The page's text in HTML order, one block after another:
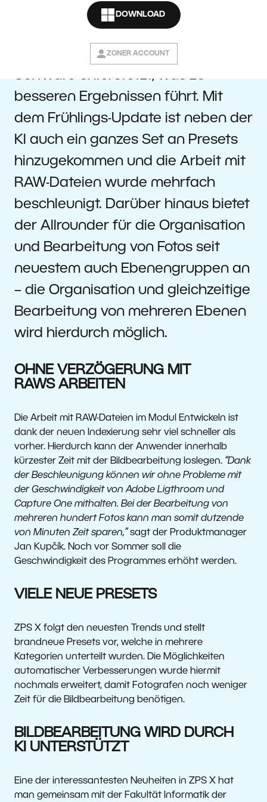
DOWNLOAD
ZONER ACCOUNT
Photo Studio X entwickelt.
Fotografen werden hierdurch bei
der Bildbearbeitung von KI der
Software unterstützt, was zu
besseren Ergebnissen führt. Mit
dem Frühlings-Update ist neben der
KI auch ein ganzes Set an Presets
hinzugekommen und die Arbeit mit
RAW-Dateien wurde mehrfach
beschleunigt. Darüber hinaus bietet
der Allrounder für die Organisation
und Bearbeitung von Fotos seit
neuestem auch Ebenengruppen an
– die Organisation und gleichzeitige
Bearbeitung von mehreren Ebenen
wird hierdurch möglich.
OHNE VERZÖGERUNG MIT
RAWS ARBEITEN
Die Arbeit mit RAW-Dateien im Modul Entwickeln ist
dank der neuen Indexierung sehr viel schneller als
vorher. Hierdurch kann der Anwender innerhalb
kürzester Zeit mit der Bildbearbeitung loslegen.
“Dank
der Beschleunigung können wir ohne Probleme mit
der Geschwindigkeit von Adobe Ligthroom und
Capture One mithalten. Bei der Bearbeitung von
mehreren hundert Fotos kann man somit dutzende
von Minuten Zeit sparen,”
sagt der Produktmanager
Jan Kupčík. Noch vor Sommer soll die
Geschwindigkeit des Programmes erhöht werden.
VIELE NEUE PRESETS
ZPS X folgt den neuesten Trends und stellt
brandneue Presets vor, welche in mehrere
Kategorien unterteilt wurden. Die Möglichkeiten
automatischer Verbesserungen wurde hiermit
nochmals erweitert, damit Fotografen noch weniger
Zeit für die Bildbearbeitung benötigen.
BILDBEARBEITUNG WIRD DURCH
KI UNTERSTÜTZT
Eine der interessantesten Neuheiten in ZPS X hat
man gemeinsam mit der Fakultät Informatik der